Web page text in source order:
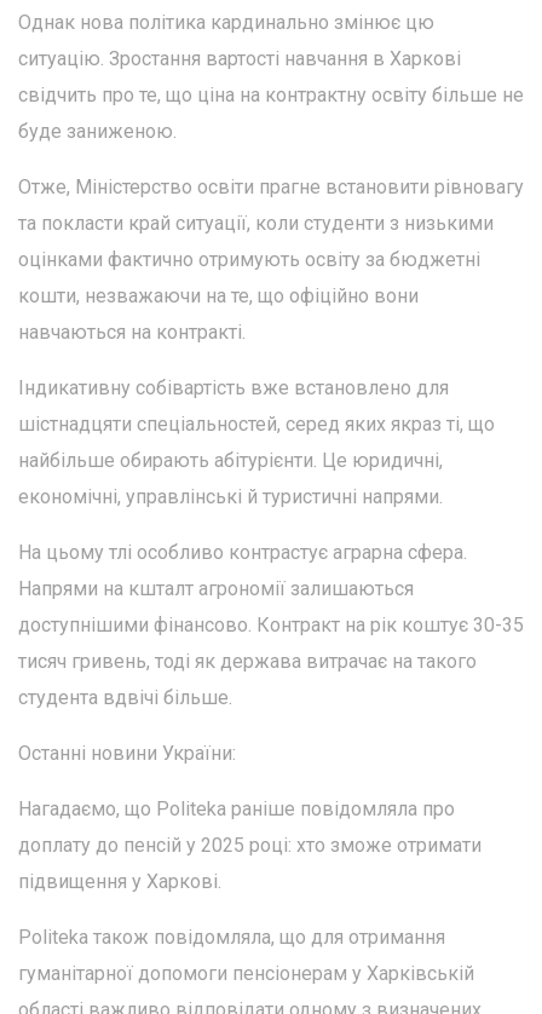
Однак нова політика кардинально змінює цю
ситуацію. Зростання вартості навчання в Харкові
свідчить про те, що ціна на контрактну освіту більше не
буде заниженою.
Отже, Міністерство освіти прагне встановити рівновагу
та покласти край ситуації, коли студенти з низькими
оцінками фактично отримують освіту за бюджетні
кошти, незважаючи на те, що офіційно вони
навчаються на контракті.
Індикативну собівартість вже встановлено для
шістнадцяти спеціальностей, серед яких якраз ті, що
найбільше обирають абітурієнти. Це юридичні,
економічні, управлінські й туристичні напрями.
На цьому тлі особливо контрастує аграрна сфера.
Напрями на кшталт агрономії залишаються
доступнішими фінансово. Контракт на рік коштує 30-35
тисяч гривень, тоді як держава витрачає на такого
студента вдвічі більше.
Останні новини України:
Нагадаємо, що Politeka раніше повідомляла про
доплату до пенсій у 2025 році: хто зможе отримати
підвищення у Харкові.
Politeka також повідомляла, що для отримання
гуманітарної допомоги пенсіонерам у Харківській